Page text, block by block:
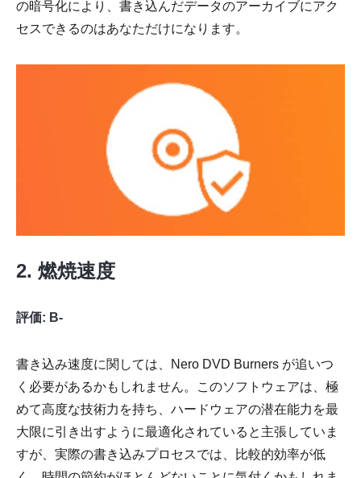
の暗号化により、書き込んだデータのアーカイブにアク
セスできるのはあなただけになります。
2. 燃焼速度
評価: B-
書き込み速度に関しては、Nero DVD Burners が追いつ
く必要があるかもしれません。このソフトウェアは、極
めて高度な技術力を持ち、ハードウェアの潜在能力を最
大限に引き出すように最適化されていると主張していま
すが、実際の書き込みプロセスでは、比較的効率が低